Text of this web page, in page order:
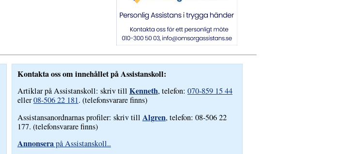
Kontakta oss om innehållet på Assistanskoll:
Artiklar på Assistanskoll: skriv till Kenneth, telefon: 070-859 15 44
eller08-506 22 181. (telefonsvarare finns)
Assistansanordnarnas profiler: skriv till Algren, telefon: 08-506 22
177. (telefonsvarare finns)
Annonserapå Assistanskoll..